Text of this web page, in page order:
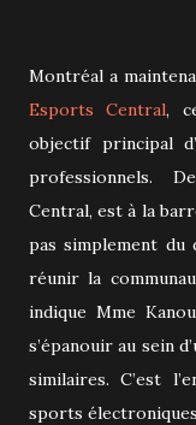
Montréal a
Esports Central,
objectif principal
professionnels.
Central, est à la
pas simplement du
réunir la
indique Mme
s’épanouir au sein
similaires. C’est
sports